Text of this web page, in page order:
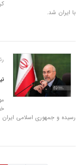
با ایران شد.
رسیده و جمهوری اسلامی